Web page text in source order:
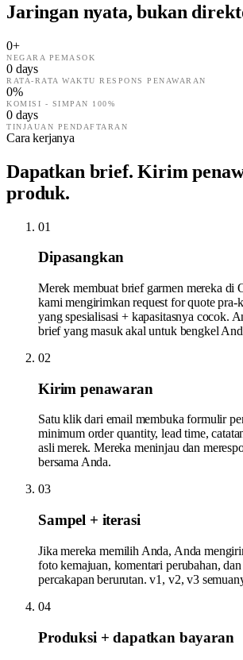
Jaringan nyata, bukan
0+
NEGARA PEMASOK
0days
RATA-RATA WAKTU RESPONS PENAWARAN
0%
KOMISI - SIMPAN 100%
0days
TINJAUAN PENDAFTARAN
Cara kerjanya
Dapatkan brief. Kirim
produk.
01
Dipasangkan
Merek membuat brief garmen mereka
kami mengirimkan request for quote pra-
yang spesialisasi + kapasitasnya cocok.
brief yang masuk akal untuk bengkel
02
Kirim penawaran
Satu klik dari email membuka formulir
minimum order quantity, lead time,
asli merek. Mereka meninjau dan
bersama Anda.
03
Sampel + iterasi
Jika mereka memilih Anda, Anda
foto kemajuan, komentari perubahan,
percakapan berurutan. v1, v2, v3
04
Produksi + dapatkan bayaran